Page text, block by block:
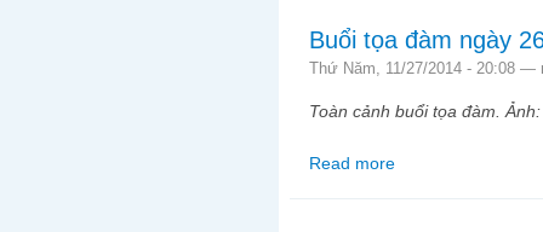
Buổi tọa đàm ngày
Thứ Năm, 11/27/2014 - 20:08 —
Toàn cảnh buổi tọa đàm.
Read more